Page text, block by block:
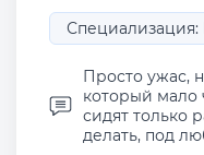
Специализация:
Просто ужас,
который мало
сидят только
делать, под